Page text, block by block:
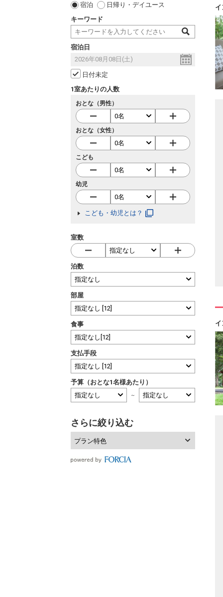
宿泊
日帰り・デイユース
キーワード
宿泊日
日付未定
1室あたりの人数
おとな（男性）
おとな（女性）
こども
幼児
こども・幼児とは？
室数
泊数
部屋
食事
支払手段
予算（おとな1名様あたり）
～
さらに絞り込む
プラン特色